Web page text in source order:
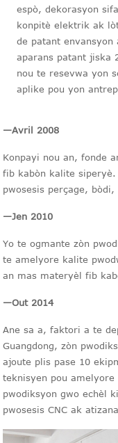
espò, dekorasyon
konpitè elektrik ak
de patant
aparans patant jiska
nou te resevwa yon
aplike pou yon
—Avril 2008
Konpayi nou an, fonde
fib kabòn kalite
pwosesis perçage, bòdi,
—Jen 2010
Yo te ogmante zòn
te amelyore kalite
an mas materyèl fib
—Out 2014
Ane sa a, faktori a te
Guangdong, zòn
ajoute plis pase 10
teknisyen pou
pwodiksyon gwo echèl
pwosesis CNC ak